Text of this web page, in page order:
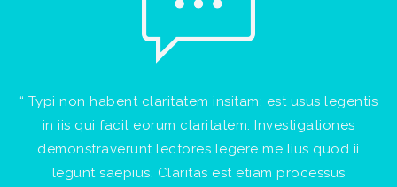
“ Typi non habent claritatem insitam; est usus legentis
in iis qui facit eorum claritatem. Investigationes
demonstraverunt lectores legere me lius quod ii
legunt saepius. Claritas est etiam processus